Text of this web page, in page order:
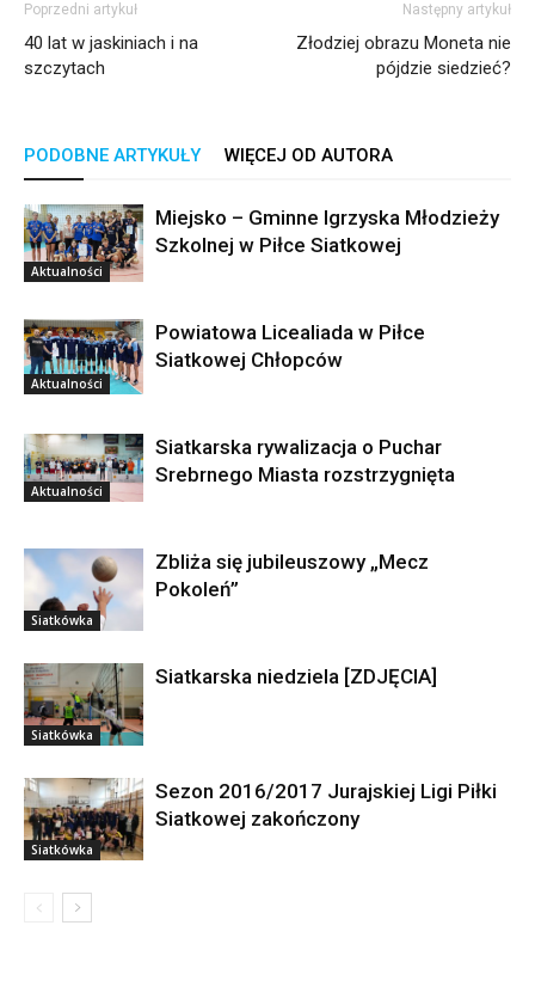
Poprzedni artykuł
40 lat w jaskiniach i na
szczytach
Następny artykuł
Złodziej obrazu Moneta nie
pójdzie siedzieć?
PODOBNE ARTYKUŁY WIĘCEJ OD AUTORA
Aktualności
Miejsko – Gminne Igrzyska Młodzieży
Szkolnej w Piłce Siatkowej
Aktualności
Powiatowa Licealiada w Piłce
Siatkowej Chłopców
Aktualności
Siatkarska rywalizacja o Puchar
Srebrnego Miasta rozstrzygnięta
Siatkówka
Zbliża się jubileuszowy „Mecz
Pokoleń”
Siatkówka
Siatkarska niedziela [ZDJĘCIA]
Siatkówka
Sezon 2016/2017 Jurajskiej Ligi Piłki
Siatkowej zakończony